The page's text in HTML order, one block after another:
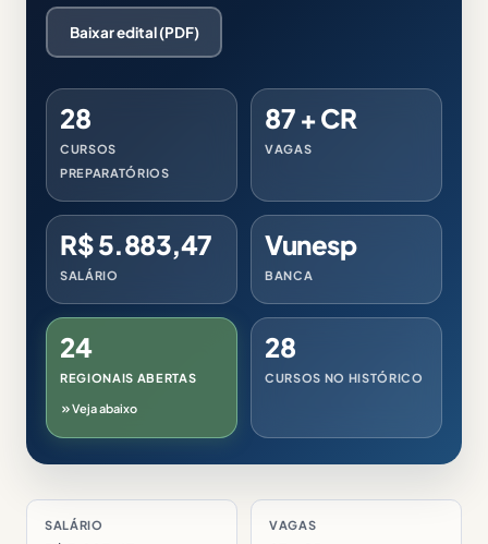
Baixar edital (PDF)
28
CURSOS
PREPARATÓRIOS
87 + CR
VAGAS
R$ 5.883,47
SALÁRIO
Vunesp
BANCA
24
REGIONAIS ABERTAS
Veja abaixo
28
CURSOS NO HISTÓRICO
SALÁRIO VAGAS